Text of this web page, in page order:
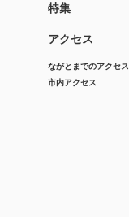
特集
アクセス
ながとまでのアクセス
市内アクセス